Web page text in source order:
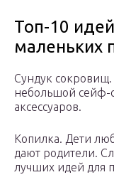
Топ-10
маленьких
Сундук
небольшой сейф-
аксессуаров.
Копилка. Дети
дают родители.
лучших идей для